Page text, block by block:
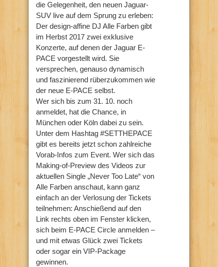
die Gelegenheit, den neuen Jaguar-
SUV live auf dem Sprung zu erleben:
Der design-affine DJ Alle Farben gibt
im Herbst 2017 zwei exklusive
Konzerte, auf denen der Jaguar E-
PACE vorgestellt wird. Sie
versprechen, genauso dynamisch
und faszinierend rüberzukommen wie
der neue E-PACE selbst.
Wer sich bis zum 31. 10. noch
anmeldet, hat die Chance, in
München oder Köln dabei zu sein.
Unter dem Hashtag #SETTHEPACE
gibt es bereits jetzt schon zahlreiche
Vorab-Infos zum Event. Wer sich das
Making-of-Preview des Videos zur
aktuellen Single „Never Too Late“ von
Alle Farben anschaut, kann ganz
einfach an der Verlosung der Tickets
teilnehmen: Anschießend auf den
Link rechts oben im Fenster klicken,
sich beim E-PACE Circle anmelden –
und mit etwas Glück zwei Tickets
oder sogar ein VIP-Package
gewinnen.